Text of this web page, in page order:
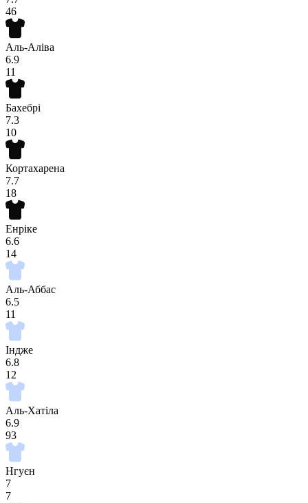
46
Аль-Аліва
6.9
11
Бахебрі
7.3
10
Кортахарена
7.7
18
Енріке
6.6
14
Аль-Аббас
6.5
11
Індже
6.8
12
Аль-Хатіла
6.9
93
Нгуєн
7
7